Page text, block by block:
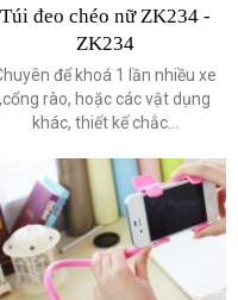
Túi đeo chéo nữ ZK234 -
ZK234
để khoá 1 lần nhiều xe
,cổng rào, hoặc các vật dụng
khác, thiết kế chắc...